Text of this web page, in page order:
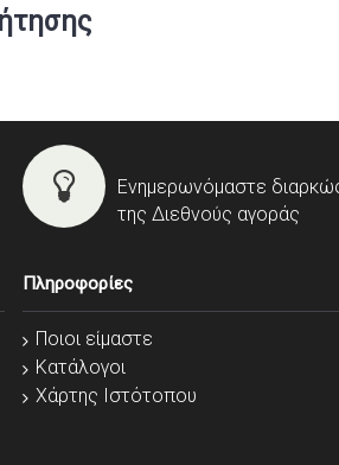
Ενημερωνόμαστε
της Διεθνούς αγοράς
Πληροφορίες
Ποιοι είμαστε
Κατάλογοι
Χάρτης Ιστότοπου